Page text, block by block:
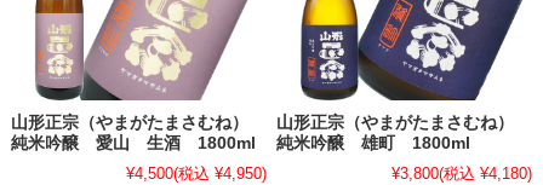
山形正宗（やまがたまさむね）
純米吟醸 愛山 生酒 1800ml
¥4,500(税込 ¥4,950)
山形正宗（やまがたまさむね）
純米吟醸 雄町 1800ml
¥3,800(税込 ¥4,180)